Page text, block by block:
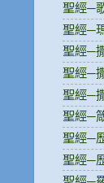
聖經─
聖經─
聖經─
聖經─
聖經─
聖經─
聖經─
聖經─